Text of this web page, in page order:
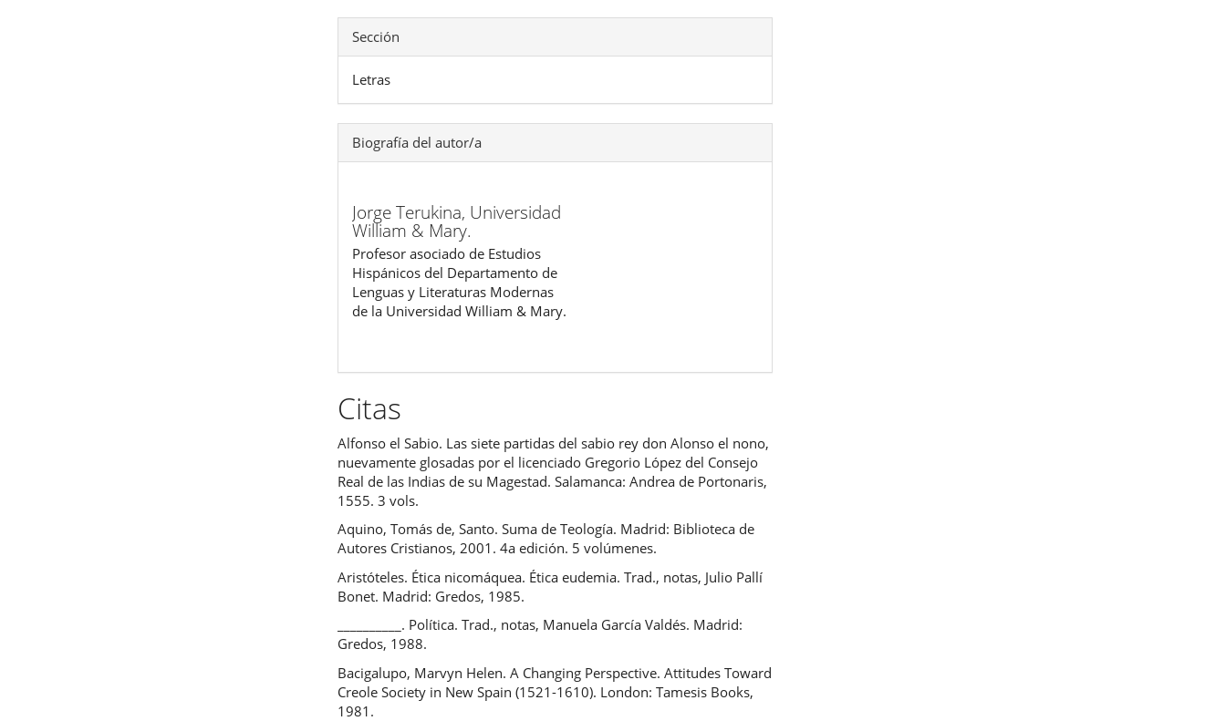
Sección
Letras
Biografía del autor/a
Jorge Terukina, Universidad
William & Mary.
Profesor asociado de Estudios
Hispánicos del Departamento de
Lenguas y Literaturas Modernas
de la Universidad William & Mary.
Citas
Alfonso el Sabio. Las siete partidas del sabio rey don Alonso el nono,
nuevamente glosadas por el licenciado Gregorio López del Consejo
Real de las Indias de su Magestad. Salamanca: Andrea de Portonaris,
1555. 3 vols.
Aquino, Tomás de, Santo. Suma de Teología. Madrid: Biblioteca de
Autores Cristianos, 2001. 4a edición. 5 volúmenes.
Aristóteles. Ética nicomáquea. Ética eudemia. Trad., notas, Julio Pallí
Bonet. Madrid: Gredos, 1985.
__________. Política. Trad., notas, Manuela García Valdés. Madrid:
Gredos, 1988.
Bacigalupo, Marvyn Helen. A Changing Perspective. Attitudes Toward
Creole Society in New Spain (1521-1610). London: Tamesis Books,
1981.